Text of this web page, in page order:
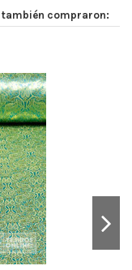
también compraron: